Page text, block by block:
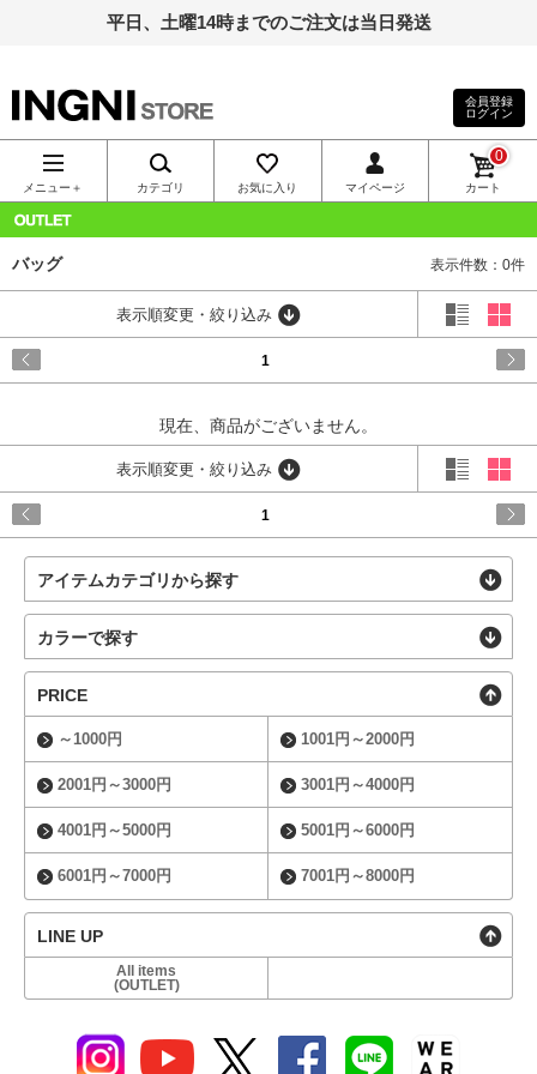
平日、土曜14時までのご注文は当日発送
INGNI（イン
グ）公式通
販｜INGNI
STORE
会員登録
ログイン
メニュー＋ カテゴリ お気に入り マイページ カート
0
バッグ 表示件数：0件
表示順変更・絞り込み
1
現在、商品がございません。
表示順変更・絞り込み
1
アイテムカテゴリから探す
カラーで探す
PRICE
～1000円 1001円～2000円
2001円～3000円 3001円～4000円
4001円～5000円 5001円～6000円
6001円～7000円 7001円～8000円
LINE UP
All items
(OUTLET)